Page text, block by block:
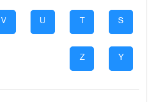
S
T
U
V
Y
Z